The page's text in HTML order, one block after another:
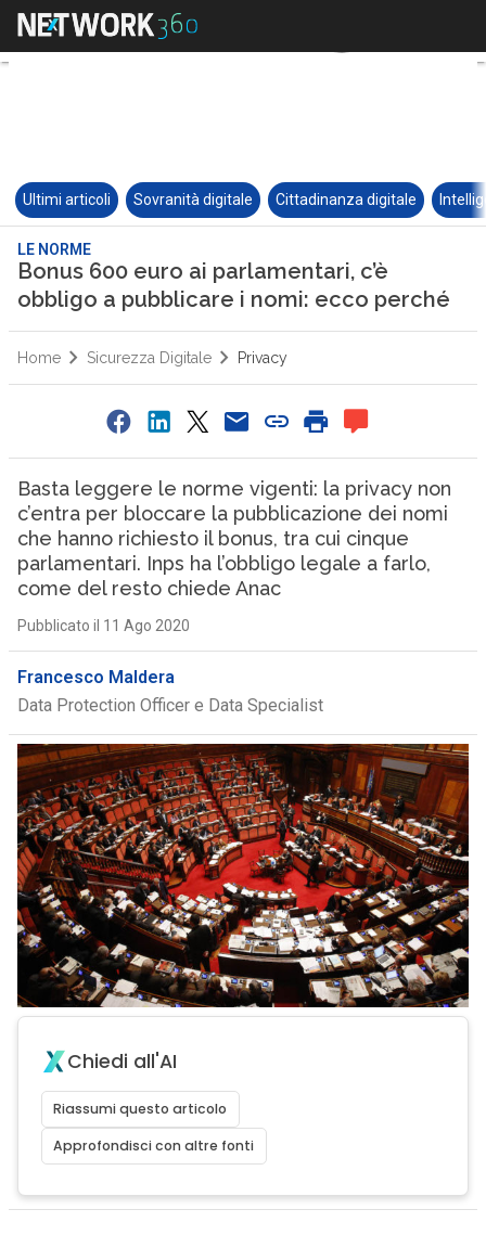
Ultimi articoli Sovranità digitale Cittadinanza digitale
LE NORME
Bonus 600 euro ai parlamentari, c’è
obbligo a pubblicare i nomi: ecco perché
Home Sicurezza Digitale Privacy
Basta leggere le norme vigenti: la privacy non
c’entra per bloccare la pubblicazione dei nomi
che hanno richiesto il bonus, tra cui cinque
parlamentari. Inps ha l’obbligo legale a farlo,
come del resto chiede Anac
Pubblicato il 11 Ago 2020
Francesco Maldera
Data Protection Officer e Data Specialist
Chiedi all'AI
Riassumi questo articolo
Approfondisci con altre fonti